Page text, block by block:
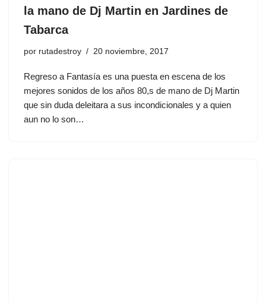
la mano de Dj Martin en Jardines de
Tabarca
por rutadestroy 20 noviembre, 2017
Regreso a Fantasía es una puesta en escena de los
mejores sonidos de los años 80,s de mano de Dj Martin
que sin duda deleitara a sus incondicionales y a quien
aun no lo son…